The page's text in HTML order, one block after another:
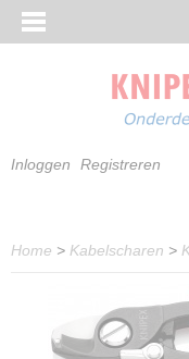
Inloggen Registreren
Home > Kabelscharen >